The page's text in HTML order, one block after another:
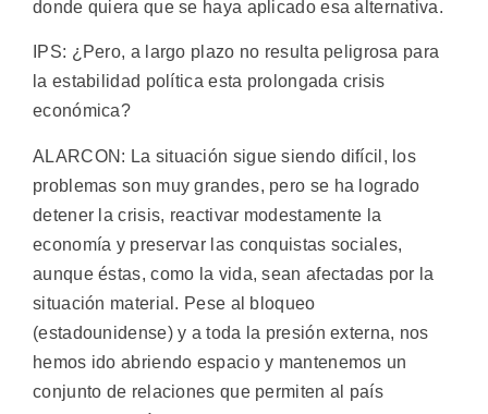
donde quiera que se haya aplicado esa alternativa.
IPS: ¿Pero, a largo plazo no resulta peligrosa para
la estabilidad política esta prolongada crisis
económica?
ALARCON: La situación sigue siendo difícil, los
problemas son muy grandes, pero se ha logrado
detener la crisis, reactivar modestamente la
economía y preservar las conquistas sociales,
aunque éstas, como la vida, sean afectadas por la
situación material. Pese al bloqueo
(estadounidense) y a toda la presión externa, nos
hemos ido abriendo espacio y mantenemos un
conjunto de relaciones que permiten al país